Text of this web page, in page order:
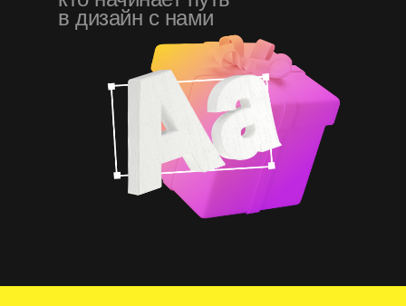
в дизайн с нами